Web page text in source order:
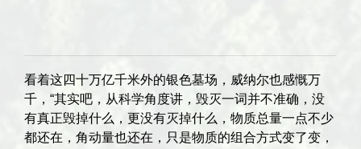
看着这四十万亿千米外的银色墓场，威纳尔也感慨万
千，“其实吧，从科学角度讲，毁灭一词并不准确，没
有真正毁掉什么，更没有灭掉什么，物质总量一点不少
都还在，角动量也还在，只是物质的组合方式变了变，